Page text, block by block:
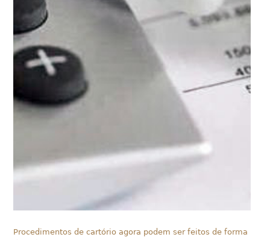
Procedimentos de cartório agora podem ser feitos de forma